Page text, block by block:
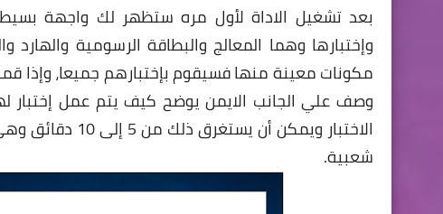
بعد تشغيل الاداة لأول مره ستظهر لك واجهة
مكونات معينة منها فسيقوم بإختبارهم جميعا،
الاختبار ويمكن
شعبية.